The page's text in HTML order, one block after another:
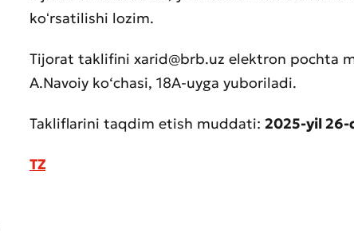
koʻrsatilishi lozim.
Tijorat taklifini xarid@brb.uz elektron pochta
A.Navoiy ko‘chasi, 18A-uyga yuboriladi.
Takliflarini taqdim etish muddati: 2025-yil 26-
TZ